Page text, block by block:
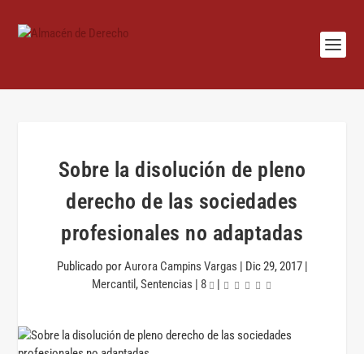
Sobre la disolución de pleno
derecho de las sociedades
profesionales no adaptadas
Publicado porAurora Campins Vargas | Dic 29, 2017|
Mercantil ,Sentencias | 8 |